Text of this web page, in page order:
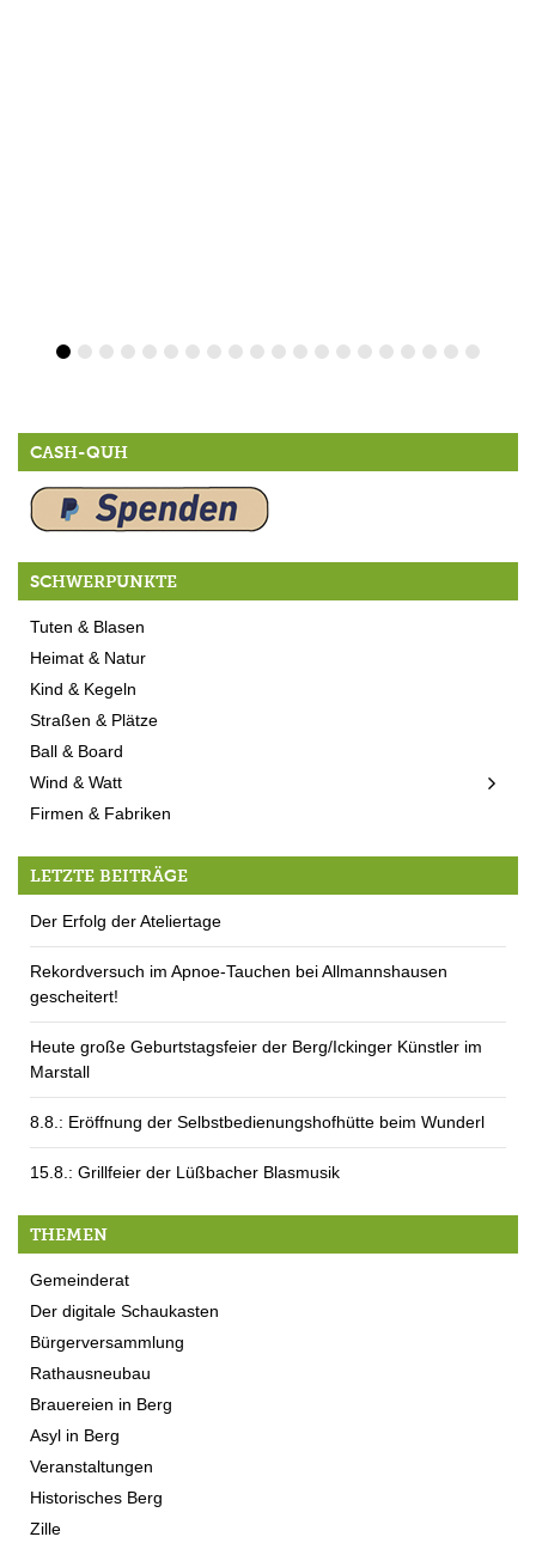
CASH-QUH
SCHWERPUNKTE
Tuten & Blasen
Heimat & Natur
Kind & Kegeln
Straßen & Plätze
Ball & Board
Wind & Watt
Firmen & Fabriken
LETZTE BEITRÄGE
Der Erfolg der Ateliertage
Rekordversuch im Apnoe-Tauchen bei Allmannshausen
gescheitert!
Heute große Geburtstagsfeier der Berg/Ickinger Künstler im
Marstall
8.8.: Eröffnung der Selbstbedienungshofhütte beim Wunderl
15.8.: Grillfeier der Lüßbacher Blasmusik
THEMEN
Gemeinderat
Der digitale Schaukasten
Bürgerversammlung
Rathausneubau
Brauereien in Berg
Asyl in Berg
Veranstaltungen
Historisches Berg
Zille